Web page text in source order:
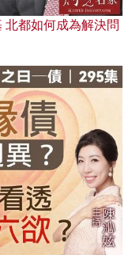
都如何成為解決問